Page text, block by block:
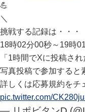
💪
＼
挑戦する記録は・・・
18時02分00秒～19時
「1時間でXに投稿さ
写真投稿で参加すると
詳しくは応募規約をチ
pic.twitter.com/